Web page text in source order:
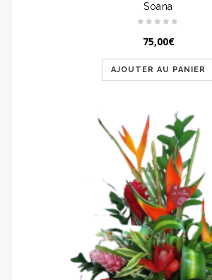
Soana
75,00€
AJOUTER AU PANIER